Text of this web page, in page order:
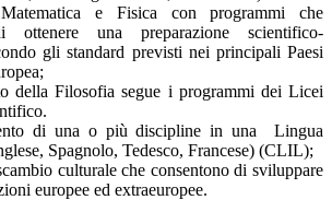
Matematica e Fisica con programmi che
ottenere una preparazione scientifico-
gli standard previsti nei principali Paesi
della Filosofia segue i programmi dei Licei
.
di una o più discipline in una
Lingua
Spagnolo, Tedesco, Francese) (CLIL);
culturale che consentono di sviluppare
europee ed extraeuropee.